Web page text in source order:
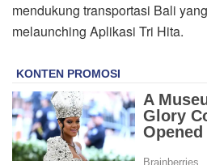
mendukung transportasi Bali
melaunching Aplikasi Tri Hita.